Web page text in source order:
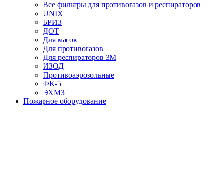
Все фильтры для противогазов и респираторов
UNIX
БРИЗ
ДОТ
Для масок
Для противогазов
Для респираторов 3М
ИЗОД
Противоаэрозольные
ФК-5
ЭХМЗ
Пожарное оборудование